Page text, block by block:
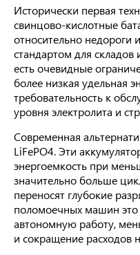
Исторически первая
свинцово-кислотные
относительно недороги
стандартом для
есть очевидные
более низкая удельная
требовательность к
уровня электролита и
Современная
LiFePO4. Эти
энергоемкость при
значительно больше
переносят глубокие
поломоечных машин это
автономную работу,
и сокращение расходов